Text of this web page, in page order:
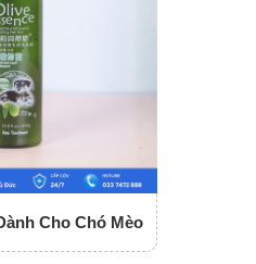
Cho Chó Mèo